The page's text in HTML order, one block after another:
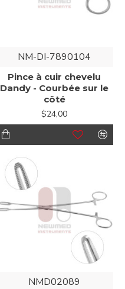
NM-DI-7890104
Pince à cuir chevelu
Dandy - Courbée sur le
côté
$24,00
NMD02089